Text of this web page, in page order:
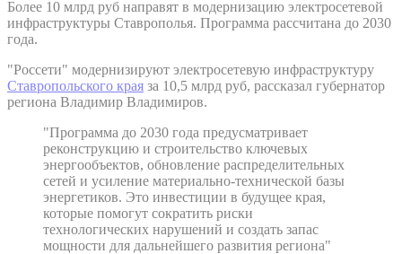
Более 10 млрд руб направят в модернизацию электросетевой
инфраструктуры Ставрополья. Программа рассчитана до 2030
года.
"Россети" модернизируют электросетевую инфраструктуру
Ставропольского края за 10,5 млрд руб, рассказал губернатор
региона Владимир Владимиров.
"Программа до 2030 года предусматривает
реконструкцию и строительство ключевых
энергообъектов, обновление распределительных
сетей и усиление материально-технической базы
энергетиков. Это инвестиции в будущее края,
которые помогут сократить риски
технологических нарушений и создать запас
мощности для дальнейшего развития региона"